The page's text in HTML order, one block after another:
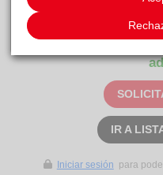
Protección Animal
Este animal aún no
IR A
Iniciar sesión para